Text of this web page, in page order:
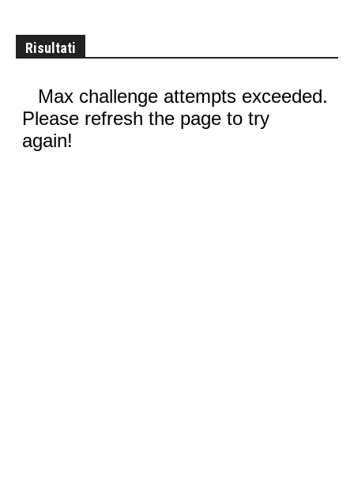
Risultati